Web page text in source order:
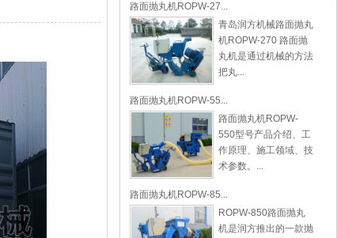
路面抛丸机ROPW-27...
青岛润方机械路面抛丸
机ROPW-270 路面抛
丸机是通过机械的方法
把丸...
路面抛丸机ROPW-55...
路面抛丸机ROPW-
550型号产品介绍、工
作原理、施工领域、技
术参数。...
路面抛丸机ROPW-85...
ROPW-850路面抛丸
机是润方推出的一款抛